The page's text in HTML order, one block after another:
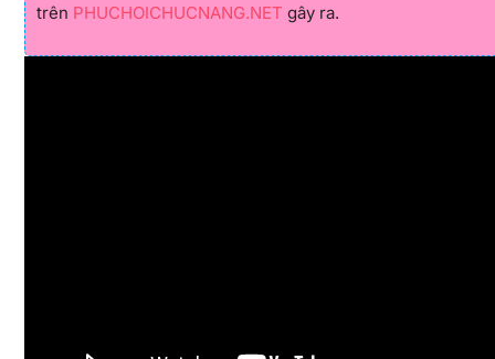
trên PHUCHOICHUCNANG.NET gây ra.